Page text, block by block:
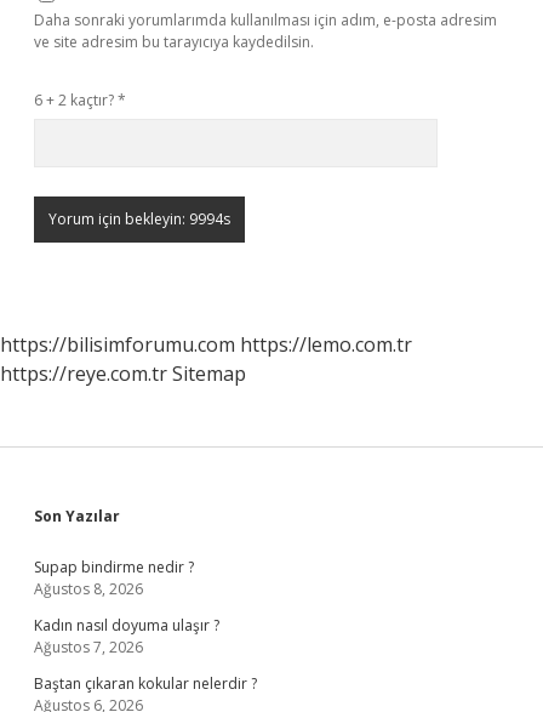
Daha sonraki yorumlarımda kullanılması için adım, e-posta adresim
ve site adresim bu tarayıcıya kaydedilsin.
6 + 2 kaçtır?*
https://bilisimforumu.com https://lemo.com.tr
https://reye.com.trSitemap
Sidebar
Son Yazılar
Supap bindirme nedir ?
Ağustos 8, 2026
Kadın nasıl doyuma ulaşır ?
Ağustos 7, 2026
Baştan çıkaran kokular nelerdir ?
Ağustos 6, 2026